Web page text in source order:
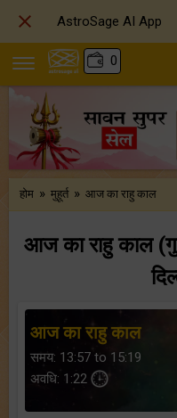
0
होम » मुहूर्त » आज का राहु काल
आज का राहु काल
आज का राहु काल
समय: 13:57 to 15:19
अवधि: 1:22
 AstroSage AI App